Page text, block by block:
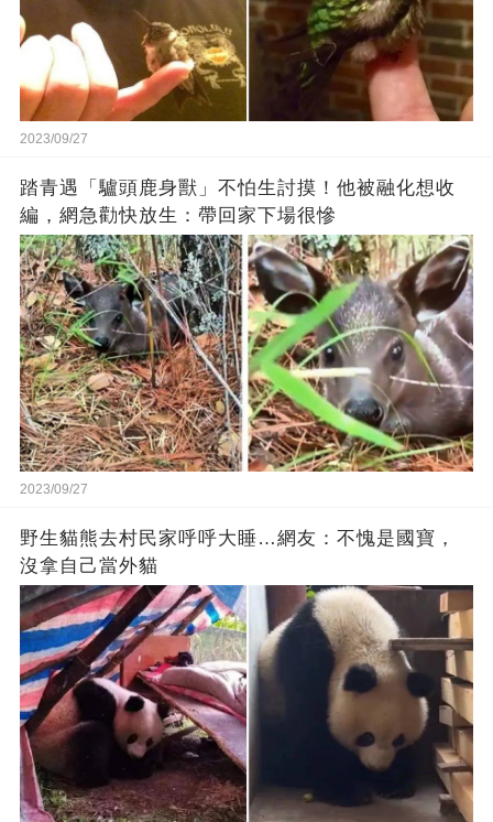
2023/09/27
踏青遇「驢頭鹿身獸」不怕生討摸！他被融化想收
編，網急勸快放生：帶回家下場很慘
2023/09/27
野生貓熊去村民家呼呼大睡…網友：不愧是國寶，
沒拿自己當外貓